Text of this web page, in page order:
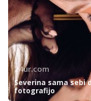
24ur.com
Severina sama sebi
fotografijo